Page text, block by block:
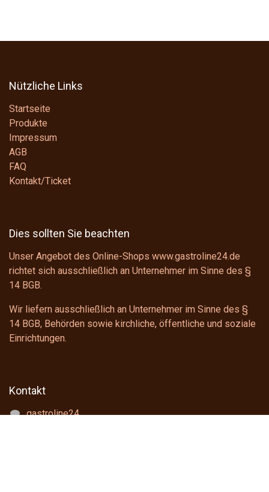
Nützliche Links
Startseite
Produkte
Impressum
AGB
FAQ
Kontakt/Ticket
Dies sollten Sie beachten
Unser Angebot des Online-Shops www.gastroline24.de
richtet sich ausschließlich an Unternehmer im Sinne des §
14 BGB.
Wir liefern ausschließlich an Unternehmer im Sinne des §
14 BGB, Behörden sowie kirchliche, öffentliche und soziale
Einrichtungen.
Kontakt
gastroline24